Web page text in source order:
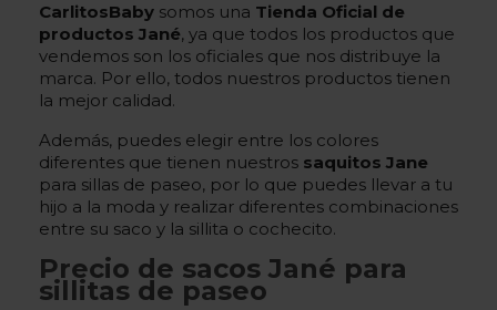
CarlitosBaby somos una Tienda Oficial de
productos Jané, ya que todos los productos que
vendemos son los oficiales que nos distribuye la
marca. Por ello, todos nuestros productos tienen
la mejor calidad.
Además, puedes elegir entre los colores
diferentes que tienen nuestros saquitos Jane
para sillas de paseo, por lo que puedes llevar a tu
hijo a la moda y realizar diferentes combinaciones
entre su saco y la sillita o cochecito.
Precio de sacos Jané para
sillitas de paseo